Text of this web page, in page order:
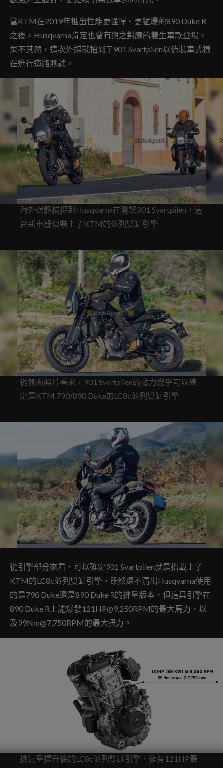
當KTM在2019年推出性能更強悍、更猛爆的890 Duke R
之後，Husqvarna肯定也會有與之對應的雙生車款登場，
果不其然，這次外媒就拍到了901 Svartpilen以偽裝車式樣
在進行道路測試。
海外媒體捕捉到Husqvarna在測試901 Svartpilen，這
台新車疑似裝上了KTM的並列雙缸引擎
從側面照片看來，901 Svartpilen的動力幾乎可以確
定是KTM 790/890 Duke的LC8c並列雙缸引擎
從引擎部分來看，可以確定901 Svartpilen就是搭載上了
KTM的LC8c並列雙缸引擎，雖然還不清出Husqvarna使用
的是790 Duke還是890 Duke R的排量版本，但這具引擎在
890 Duke R上能爆發121HP@9,250RPM的最大馬力，以
及99Nm@7,750RPM的最大扭力。
排氣量提升後的LC8c並列雙缸引擎，擁有121HP最